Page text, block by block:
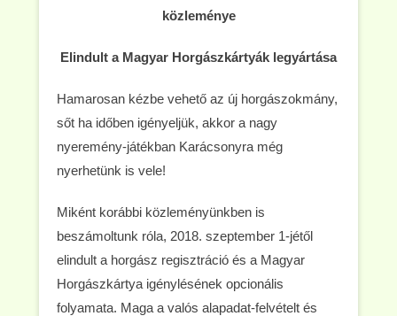
közleménye
Elindult a Magyar Horgászkártyák legyártása
Hamarosan kézbe vehető az új horgászokmány,
sőt ha időben igényeljük, akkor a nagy
nyeremény-játékban Karácsonyra még
nyerhetünk is vele!
Miként korábbi közleményünkben is
beszámoltunk róla, 2018. szeptember 1-jétől
elindult a horgász regisztráció és a Magyar
Horgászkártya igénylésének opcionális
folyamata. Maga a valós alapadat-felvételt és